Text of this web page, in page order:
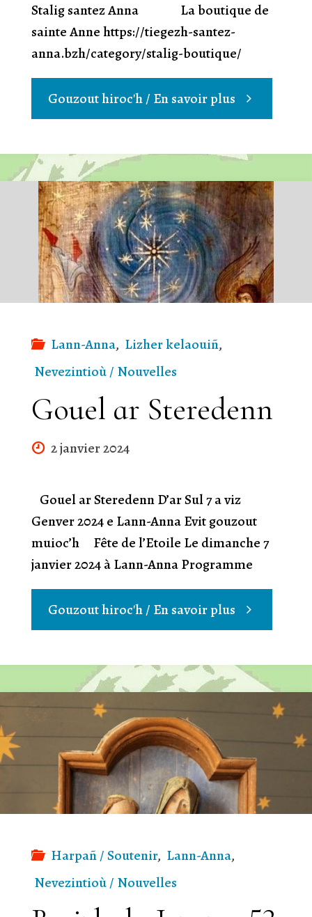
Stalig santez Anna La boutique de
sainte Anne https://tiegezh-santez-
anna.bzh/category/stalig-boutique/
Gouzout hiroc'h / En savoir plus"***
mat
***"
Lann-Anna, Lizher kelaouiñ,
Nevezintioù / Nouvelles
Gouel ar Steredenn
2 janvier 2024
Gouel ar Steredenn D’ar Sul 7 a viz
Genver 2024 e Lann-Anna Evit gouzout
muioc’h Fête de l’Etoile Le dimanche 7
janvier 2024 à Lann-Anna Programme
Gouzout hiroc'h / En savoir plus"Gouel
Steredenn"
Harpañ / Soutenir, Lann-Anna,
Nevezintioù / Nouvelles